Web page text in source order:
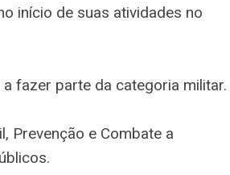
início de suas atividades no
fazer parte da categoria militar.
Prevenção e Combate a